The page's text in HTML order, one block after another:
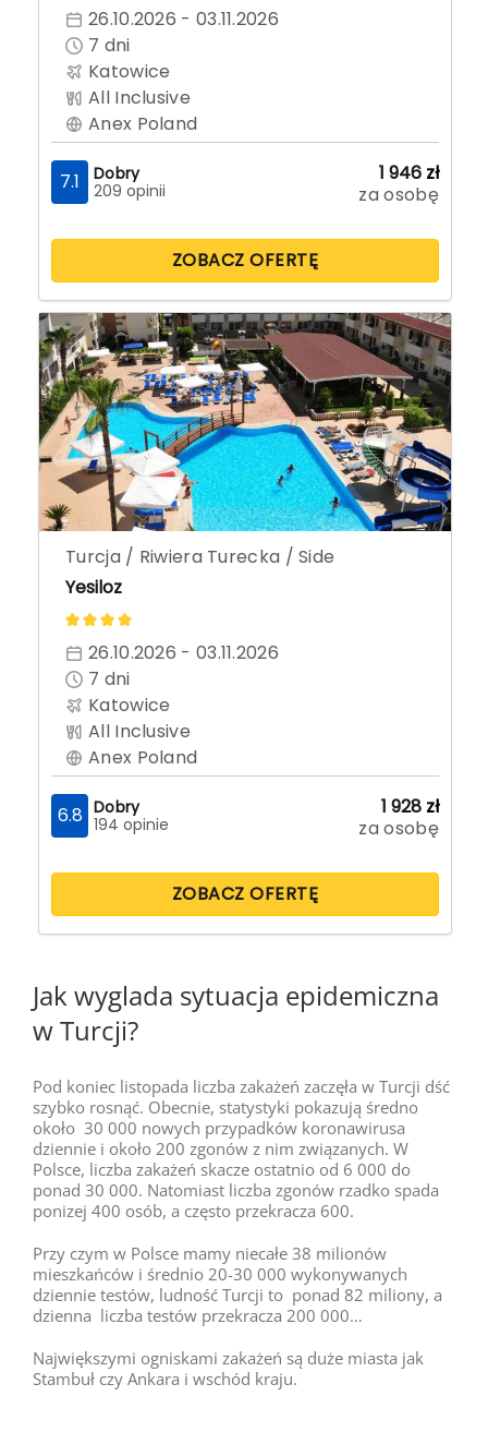
26.10.2026 - 03.11.2026
7 dni
Katowice
All Inclusive
Anex Poland
Dobry
209 opinii
7.1 1 946 zł
za osobę
ZOBACZ OFERTĘ
Turcja / Riwiera Turecka / Side
Yesiloz
26.10.2026 - 03.11.2026
7 dni
Katowice
All Inclusive
Anex Poland
Dobry
194 opinie
6.8 1 928 zł
za osobę
ZOBACZ OFERTĘ
Jak wyglada sytuacja epidemiczna
w Turcji?
Pod koniec listopada liczba zakażeń zaczęła w Turcji dść
szybko rosnąć. Obecnie, statystyki pokazują średno
około 30 000 nowych przypadków koronawirusa
dziennie i około 200 zgonów z nim związanych. W
Polsce, liczba zakażeń skacze ostatnio od 6 000 do
ponad 30 000. Natomiast liczba zgonów rzadko spada
ponizej 400 osób, a często przekracza 600.
Przy czym w Polsce mamy niecałe 38 milionów
mieszkańców i średnio 20-30 000 wykonywanych
dziennie testów, ludność Turcji to ponad 82 miliony, a
dzienna liczba testów przekracza 200 000…
Największymi ogniskami zakażeń są duże miasta jak
Stambuł czy Ankara i wschód kraju.